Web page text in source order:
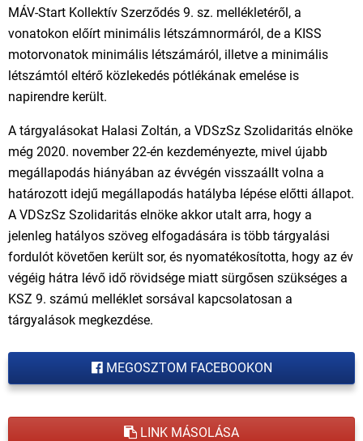
MÁV-Start Kollektív Szerződés 9. sz. mellékletéről, a
vonatokon előírt minimális létszámnormáról, de a KISS
motorvonatok minimális létszámáról, illetve a minimális
létszámtól eltérő közlekedés pótlékának emelése is
napirendre került.
A tárgyalásokat Halasi Zoltán, a VDSzSz Szolidaritás elnöke
még 2020. november 22-én kezdeményezte, mivel újabb
megállapodás hiányában az évvégén visszaállt volna a
határozott idejű megállapodás hatályba lépése előtti állapot.
A VDSzSz Szolidaritás elnöke akkor utalt arra, hogy a
jelenleg hatályos szöveg elfogadására is több tárgyalási
fordulót követően került sor, és nyomatékosította, hogy az év
végéig hátra lévő idő rövidsége miatt sürgősen szükséges a
KSZ 9. számú melléklet sorsával kapcsolatosan a
tárgyalások megkezdése.
MEGOSZTOM FACEBOOKON
LINK MÁSOLÁSA